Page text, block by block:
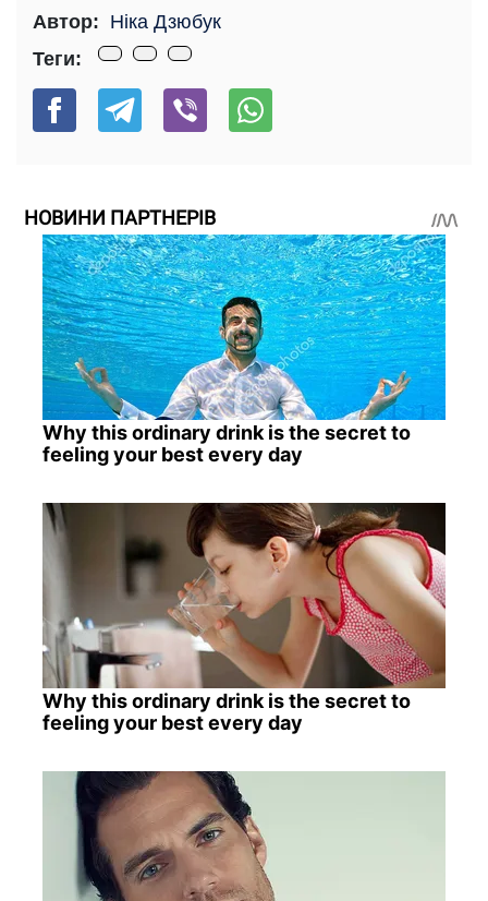
Автор: Ніка Дзюбук
Теги:
НОВИНИ ПАРТНЕРІВ
Why this ordinary drink is the secret to
feeling your best every day
Why this ordinary drink is the secret to
feeling your best every day